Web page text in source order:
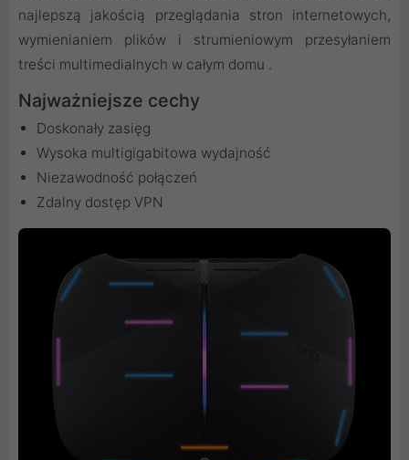
najlepszą jakością przeglądania stron internetowych,
wymienianiem plików i strumieniowym przesyłaniem
treści multimedialnych w całym domu .
Najważniejsze cechy
Doskonały zasięg
Wysoka multigigabitowa wydajność
Niezawodność połączeń
Zdalny dostęp VPN